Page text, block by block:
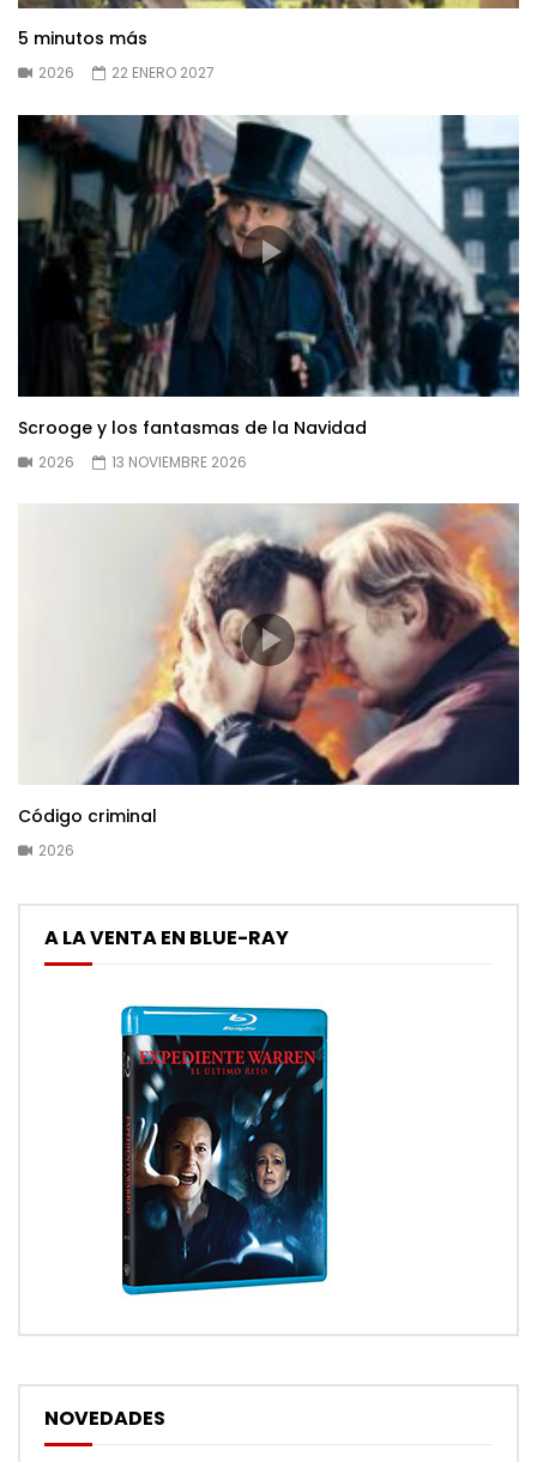
5 minutos más
2026 22 ENERO 2027
Scrooge y los fantasmas de la Navidad
2026 13 NOVIEMBRE 2026
Código criminal
2026
A LA VENTA EN BLUE-RAY
NOVEDADES